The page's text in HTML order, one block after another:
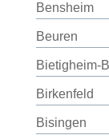
Bensheim
Beuren
Bietigheim-
Birkenfeld
Bisingen